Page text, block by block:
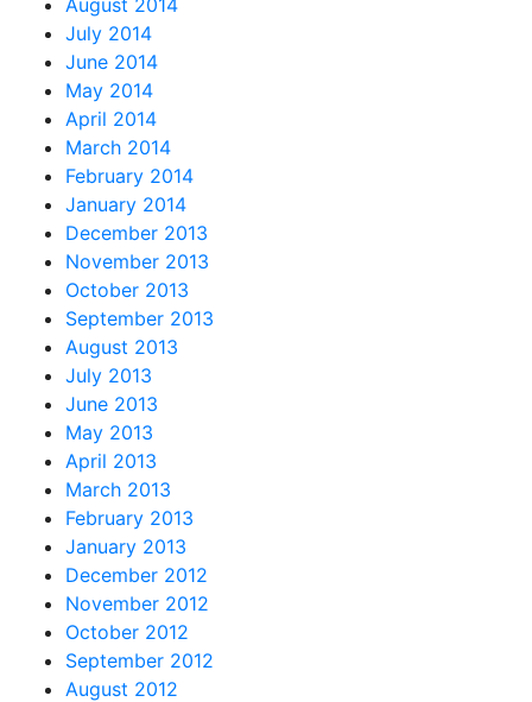
July 2014
June 2014
May 2014
April 2014
March 2014
February 2014
January 2014
December 2013
November 2013
October 2013
September 2013
August 2013
July 2013
June 2013
May 2013
April 2013
March 2013
February 2013
January 2013
December 2012
November 2012
October 2012
September 2012
August 2012